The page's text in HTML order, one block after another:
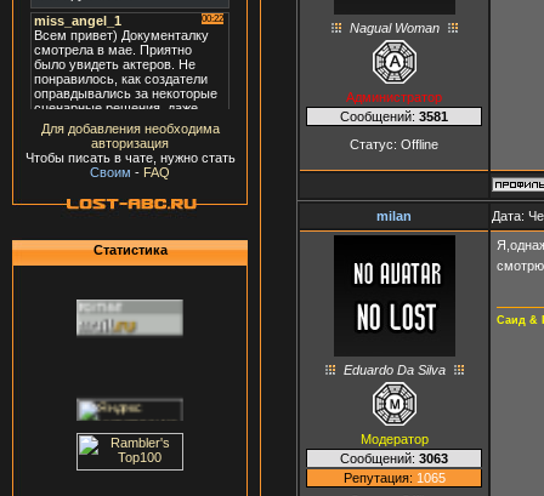
Для добавления необходима
авторизация
Чтобы писать в чате, нужно стать
Своим - FAQ
Статистика
Nagual Woman
Администратор
Сообщений: 3581
Статус: Offline
milan Дата:
Eduardo Da Silva
Модератор
Сообщений: 3063
Репутация: 1065
Саид &